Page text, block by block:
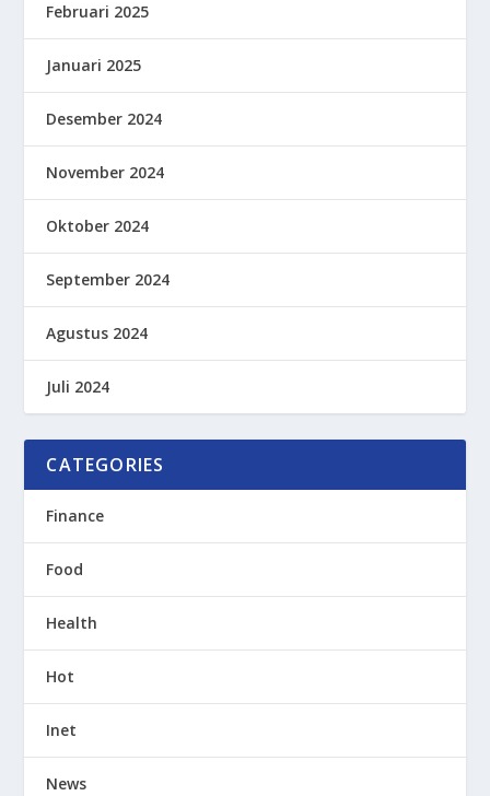
Februari 2025
Januari 2025
Desember 2024
November 2024
Oktober 2024
September 2024
Agustus 2024
Juli 2024
CATEGORIES
Finance
Food
Health
Hot
Inet
News